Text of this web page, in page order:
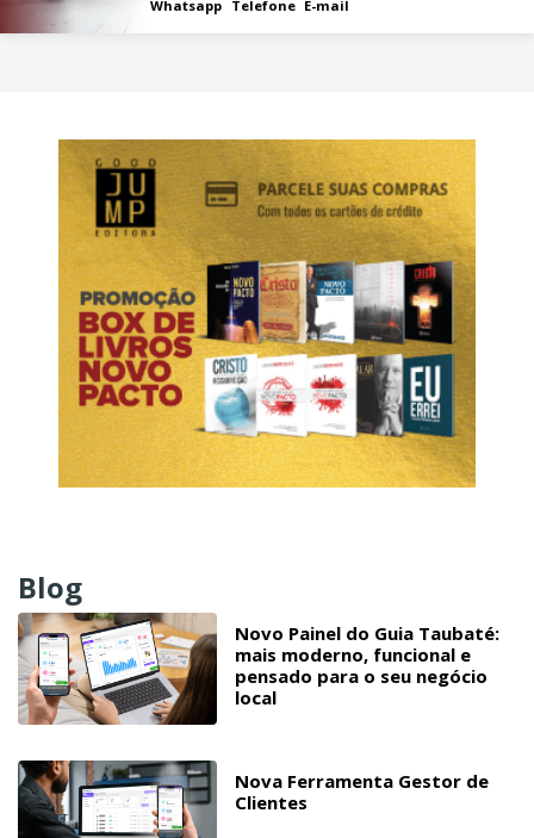
anos.
Whatsapp Telefone E-mail
Blog
Novo Painel do Guia Taubaté:
mais moderno, funcional e
pensado para o seu negócio
local
Nova Ferramenta Gestor de
Clientes